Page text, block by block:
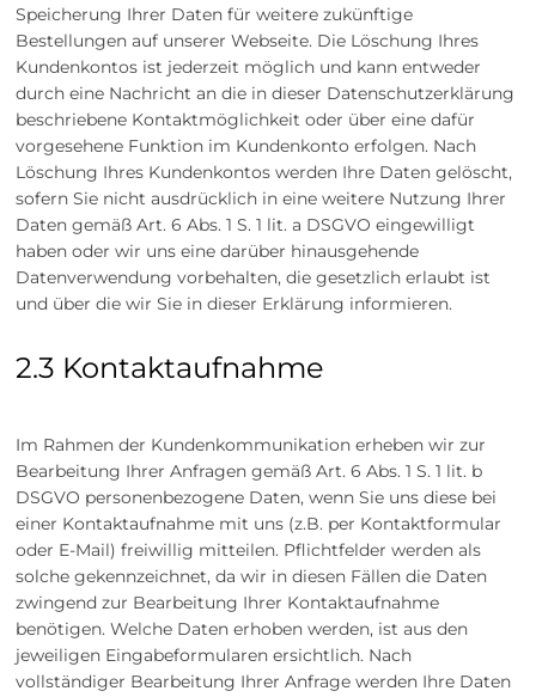
Speicherung Ihrer Daten für weitere zukünftige
Bestellungen auf unserer Webseite. Die Löschung Ihres
Kundenkontos ist jederzeit möglich und kann entweder
durch eine Nachricht an die in dieser Datenschutzerklärung
beschriebene Kontaktmöglichkeit oder über eine dafür
vorgesehene Funktion im Kundenkonto erfolgen. Nach
Löschung Ihres Kundenkontos werden Ihre Daten gelöscht,
sofern Sie nicht ausdrücklich in eine weitere Nutzung Ihrer
Daten gemäß Art. 6 Abs. 1 S. 1 lit. a DSGVO eingewilligt
haben oder wir uns eine darüber hinausgehende
Datenverwendung vorbehalten, die gesetzlich erlaubt ist
und über die wir Sie in dieser Erklärung informieren.
2.3 Kontaktaufnahme
Im Rahmen der Kundenkommunikation erheben wir zur
Bearbeitung Ihrer Anfragen gemäß Art. 6 Abs. 1 S. 1 lit. b
DSGVO personenbezogene Daten, wenn Sie uns diese bei
einer Kontaktaufnahme mit uns (z.B. per Kontaktformular
oder E-Mail) freiwillig mitteilen. Pflichtfelder werden als
solche gekennzeichnet, da wir in diesen Fällen die Daten
zwingend zur Bearbeitung Ihrer Kontaktaufnahme
benötigen. Welche Daten erhoben werden, ist aus den
jeweiligen Eingabeformularen ersichtlich. Nach
vollständiger Bearbeitung Ihrer Anfrage werden Ihre Daten